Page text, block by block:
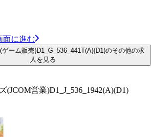
面に進む
ーム販売)D1_G_536_441T(A)(D1)のその他の求
人を見る
(JCOM営業)D1_J_536_1942(A)(D1)